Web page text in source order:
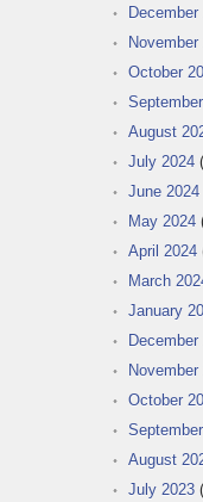
December
November
October
August
July 2024
June 2024
May 2024
April 2024
March
January
December
November
October
August
July 2023